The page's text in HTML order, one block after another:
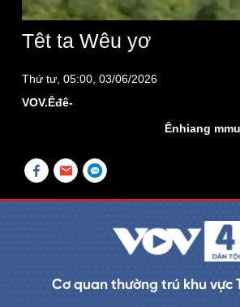
Têt ta Wêu yơ
Thứ tư, 05:00, 03/06/2026
VOV.Êđê-
Ênhiang
Cơ quan thường trú khu vực